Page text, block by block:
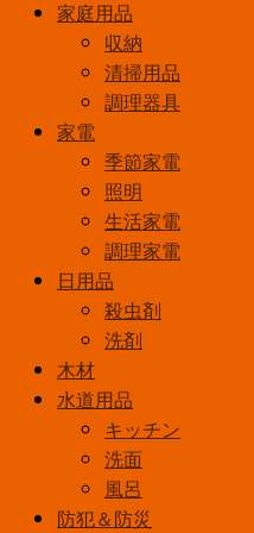
家庭用品
収納
清掃用品
調理器具
家電
季節家電
照明
生活家電
調理家電
日用品
殺虫剤
洗剤
木材
水道用品
キッチン
洗面
風呂
防犯＆防災